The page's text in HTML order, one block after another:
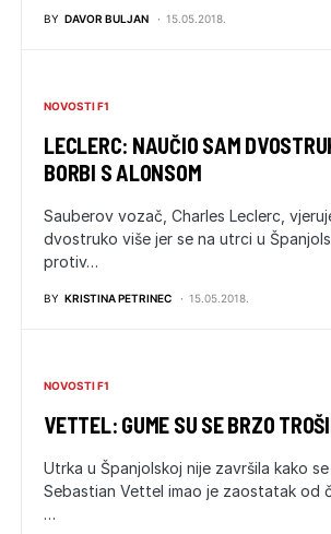
BY DAVOR BULJAN 15.05.2018.
NOVOSTI F1
LECLERC: NAUČIO SAM
BORBI S ALONSOM
Sauberov vozač, Charles Leclerc,
dvostruko više jer se na utrci u
protiv…
BY KRISTINA PETRINEC 15.05.2018.
NOVOSTI F1
VETTEL: GUME SU SE BRZO
Utrka u Španjolskoj nije završila kako
Sebastian Vettel imao je zaostatak od
…